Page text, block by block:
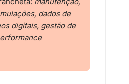
dados de
digitais, gestão de